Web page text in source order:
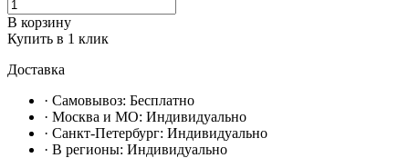
В корзину
Купить в 1 клик
Доставка
· Самовывоз: Бесплатно
· Москвa и МО: Индивидуально
· Санкт-Петербург: Индивидуально
· В регионы: Индивидуально